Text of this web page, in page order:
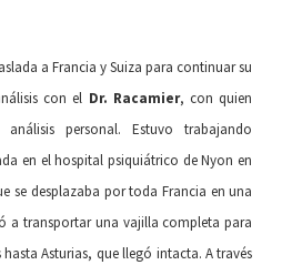
a Francia y Suiza para continuar su
con el Dr. Racamier, con quien
personal. Estuvo trabajando
en el hospital psiquiátrico de Nyon en
se desplazaba por toda Francia en una
a transportar una vajilla completa para
hasta Asturias, que llegó intacta. A través